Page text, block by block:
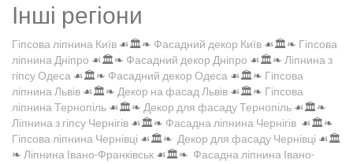
Інші регіони
Гіпсова ліпнина Київ ☙🏛️❧ Фасадний декор Київ ☙🏛️❧ Гіпсова
ліпнина Дніпро ☙🏛️❧ Фасадний декор Дніпро ☙🏛️❧ Ліпнина з
гіпсу Одеса ☙🏛️❧ Фасадний декор Одеса ☙🏛️❧ Гіпсова
ліпнина Львів ☙🏛️❧ Декор на фасад Львів ☙🏛️❧ Гіпсова
ліпнина Тернопіль ☙🏛️❧ Декор для фасаду Тернопіль ☙🏛️❧
Ліпнина з гіпсу Чернігів ☙🏛️❧ Фасадна ліпнина Чернігів ☙🏛️❧
Гіпсова ліпнина Чернівці ☙🏛️❧ Декор для фасаду Чернівці ☙🏛️
❧ Ліпнина Івано-Франківськ ☙🏛️❧ Фасадна ліпнина Івано-